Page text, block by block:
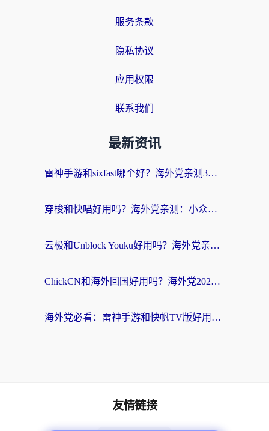
服务条款
隐私协议
应用权限
联系我们
最新资讯
雷神手游和sixfast哪个好？海外党亲测3款回国加速器，教你选对不踩坑
穿梭和快喵好用吗？海外党亲测：小众加速器对比+番茄加速器深度体验
云极和Unblock Youku好用吗？海外党亲测+2026回国加速器避坑指南
ChickCN和海外回国好用吗？海外党2026亲测：从手游到影音，选对加速器的3个关键
海外党必看：雷神手游和快帆TV版好用吗？3步选对回国加速器不踩坑
友情链接